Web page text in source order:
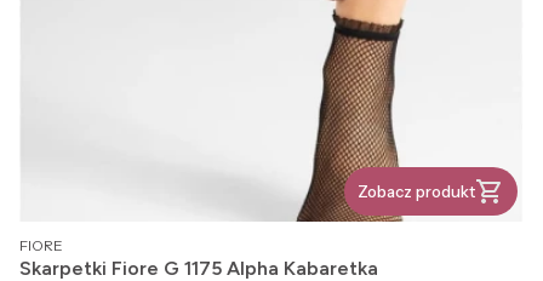
Zobacz produkt
PRODUCENT
FIORE
Skarpetki Fiore G 1175 Alpha Kabaretka